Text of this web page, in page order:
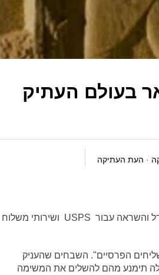
בעולם העתיק
· העת העתיקה
שירות הדואר המודרני נוצר בממלכה הפרסית העתיקה אשר שימשה כמודל והשראה עבור USPS ושירותי משלוח
הפרסיים". השבחים שהעניק
תימנע מהם להשלים את המשימה